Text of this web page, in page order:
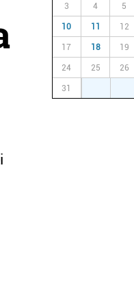
3 4 5
10 11 12
17 18 19
24 25 26
31